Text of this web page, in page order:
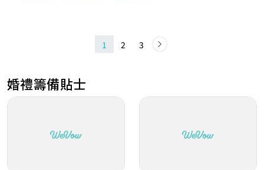
1 2 3
婚禮籌備貼士